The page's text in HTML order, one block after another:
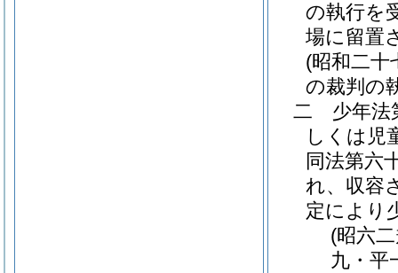
の執行を
場に留置
(昭和二十
の裁判の
二
少年法
しくは児
同法第六
れ、収容
定により
(昭六
九・平